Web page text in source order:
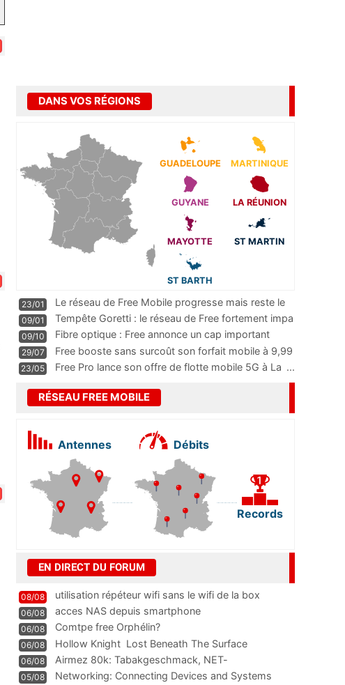
DANS VOS RÉGIONS
GUADELOUPE MARTINIQUE
GUYANE LA RÉUNION
MAYOTTE ST MARTIN
ST BARTH
23/01
Le réseau de Free Mobile progresse mais reste le
m
...
09/01
Tempête Goretti : le réseau de Free fortement impa
09/10
Fibre optique : Free annonce un cap important
pass
...
29/07
Free booste sans surcoût son forfait mobile à 9,99
23/05 Free Pro lance son offre de flotte mobile 5G à La ...
RÉSEAU FREE MOBILE
Antennes Débits
Records
EN DIRECT DU FORUM
08/08 utilisation répéteur wifi sans le wifi de la box
06/08 acces NAS depuis smartphone
06/08 Comtpe free Orphélin?
06/08 Hollow Knight  Lost Beneath The Surface
06/08
Airmez 80k: Tabakgeschmack, NET-
Technologie und Leistung im
05/08 Networking: Connecting Devices and Systems